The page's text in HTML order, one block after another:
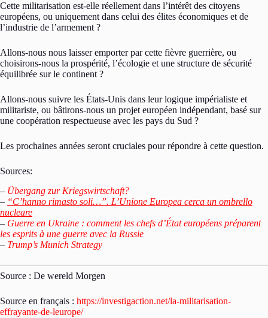
Cette militarisation est-elle réellement dans l’intérêt des citoyens
européens, ou uniquement dans celui des élites économiques et de
l’industrie de l’armement ?
Allons-nous nous laisser emporter par cette fièvre guerrière, ou
choisirons-nous la prospérité, l’écologie et une structure de sécurité
équilibrée sur le continent ?
Allons-nous suivre les États-Unis dans leur logique impérialiste et
militariste, ou bâtirons-nous un projet européen indépendant, basé sur
une coopération respectueuse avec les pays du Sud ?
Les prochaines années seront cruciales pour répondre à cette question.
Sources:
– Übergang zur Kriegswirtschaft?
– “C’hanno rimasto soli…”. L’Unione Europea cerca un ombrello
nucleare
– Guerre en Ukraine : comment les chefs d’État européens préparent
les esprits à une guerre avec la Russie
– Trump’s Munich Strategy
Source : De wereld Morgen
Source en français : https://investigaction.net/la-militarisation-
effrayante-de-leurope/